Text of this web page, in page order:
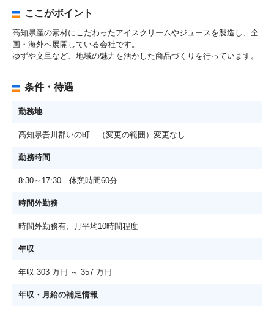
ここがポイント
高知県産の素材にこだわったアイスクリームやジュースを製造し、全
国・海外へ展開している会社です。
ゆずや文旦など、地域の魅力を活かした商品づくりを行っています。
条件・待遇
勤務地
高知県吾川郡いの町 （変更の範囲）変更なし
勤務時間
8:30～17:30 休憩時間60分
時間外勤務
時間外勤務有、月平均10時間程度
年収
年収 303 万円 ～ 357 万円
年収・月給の補足情報